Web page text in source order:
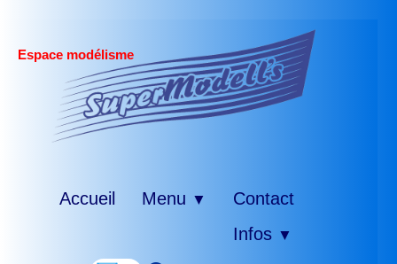
Espace modélisme
Accueil Menu ▼
Contact
Infos ▼